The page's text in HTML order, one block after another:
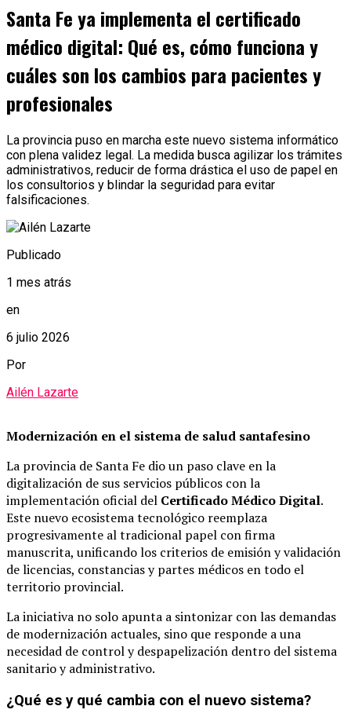
Santa Fe ya implementa el certificado
médico digital: Qué es, cómo funciona y
cuáles son los cambios para pacientes y
profesionales
La provincia puso en marcha este nuevo sistema informático
con plena validez legal. La medida busca agilizar los trámites
administrativos, reducir de forma drástica el uso de papel en
los consultorios y blindar la seguridad para evitar
falsificaciones.
Publicado
1 mes atrás
en
6 julio 2026
Por
Ailén Lazarte
Modernización en el sistema de salud santafesino
La provincia de Santa Fe dio un paso clave en la
digitalización de sus servicios públicos con la
implementación oficial del Certificado Médico Digital.
Este nuevo ecosistema tecnológico reemplaza
progresivamente al tradicional papel con firma
manuscrita, unificando los criterios de emisión y validación
de licencias, constancias y partes médicos en todo el
territorio provincial.
La iniciativa no solo apunta a sintonizar con las demandas
de modernización actuales, sino que responde a una
necesidad de control y despapelización dentro del sistema
sanitario y administrativo.
¿Qué es y qué cambia con el nuevo sistema?